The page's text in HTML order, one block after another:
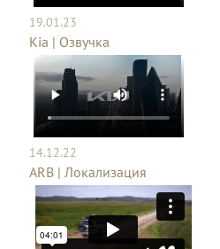
19.01.23
Kia | Озвучка
14.12.22
ARB | Локализация